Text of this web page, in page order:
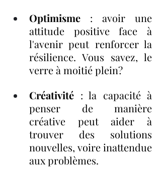
Optimisme : avoir une
attitude positive face à
l'avenir peut renforcer la
résilience. Vous savez, le
verre à moitié plein?
Créativité : la capacité à
penser de manière
créative peut aider à
trouver des solutions
nouvelles, voire inattendue
aux problèmes.